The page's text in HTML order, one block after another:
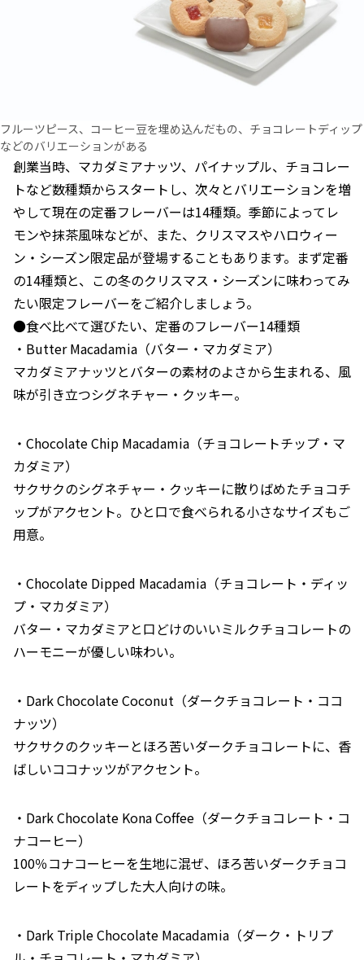
フルーツピース、コーヒー豆を埋め込んだもの、チョコレートディップ
などのバリエーションがある
創業当時、マカダミアナッツ、パイナップル、チョコレー
トなど数種類からスタートし、次々とバリエーションを増
やして現在の定番フレーバーは14種類。季節によってレ
モンや抹茶風味などが、また、クリスマスやハロウィー
ン・シーズン限定品が登場することもあります。まず定番
の14種類と、この冬のクリスマス・シーズンに味わってみ
たい限定フレーバーをご紹介しましょう。
●食べ比べて選びたい、定番のフレーバー14種類
・Butter Macadamia（バター・マカダミア）
マカダミアナッツとバターの素材のよさから生まれる、風
味が引き立つシグネチャー・クッキー。
・Chocolate Chip Macadamia（チョコレートチップ・マ
カダミア）
サクサクのシグネチャー・クッキーに散りばめたチョコチ
ップがアクセント。ひと口で食べられる小さなサイズもご
用意。
・Chocolate Dipped Macadamia（チョコレート・ディッ
プ・マカダミア）
バター・マカダミアと口どけのいいミルクチョコレートの
ハーモニーが優しい味わい。
・Dark Chocolate Coconut（ダークチョコレート・ココ
ナッツ）
サクサクのクッキーとほろ苦いダークチョコレートに、香
ばしいココナッツがアクセント。
・Dark Chocolate Kona Coffee（ダークチョコレート・コ
ナコーヒー）
100％コナコーヒーを生地に混ぜ、ほろ苦いダークチョコ
レートをディップした大人向けの味。
・Dark Triple Chocolate Macadamia（ダーク・トリプ